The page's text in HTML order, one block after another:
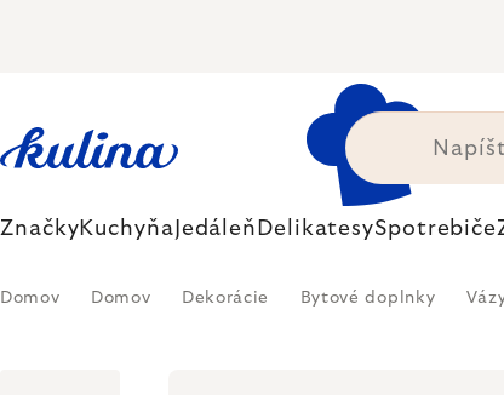
ZnačkyKuchyňa Jedáleň DelikatesySpotrebiče
Domov Domov Dekorácie Bytové doplnky